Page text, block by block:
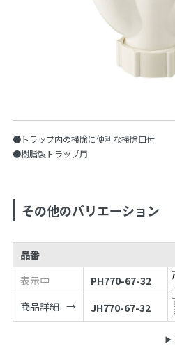
●トラップ内の掃除に便利な掃除口付
●樹脂製トラップ用
その他のバリエーション
品番
表示中
PH770-67-32
商品詳細
JH770-67-32